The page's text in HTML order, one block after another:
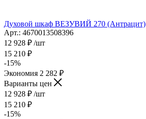
Духовой шкаф ВЕЗУВИЙ 270 (Антрацит)
Арт.: 4670013508396
12 928 ₽ /шт
15 210 ₽
-15%
Экономия 2 282 ₽
Варианты цен
12 928 ₽ /шт
15 210 ₽
-15%